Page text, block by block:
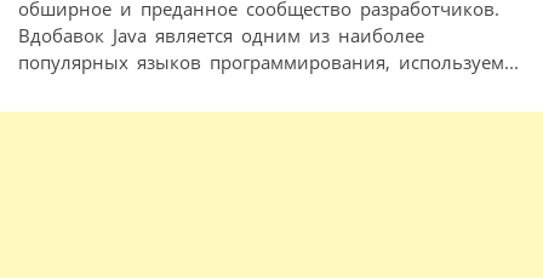
обширное и преданное сообщество разработчиков.
Вдобавок Java является одним из наиболее
популярных языков программирования, используем...